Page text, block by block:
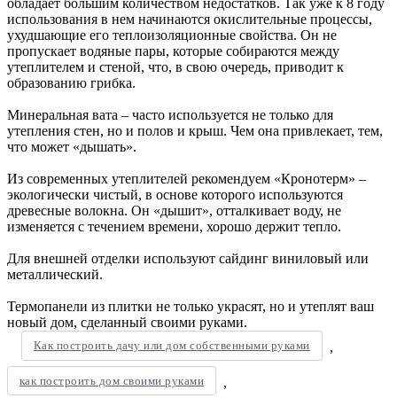
использования в нем начинаются окислительные процессы,
ухудшающие его теплоизоляционные свойства. Он не
пропускает водяные пары, которые собираются между
утеплителем и стеной, что, в свою очередь, приводит к
образованию грибка.
Минеральная вата – часто используется не только для
утепления стен, но и полов и крыш. Чем она привлекает, тем,
что может «дышать».
Из современных утеплителей рекомендуем «Кронотерм» –
экологически чистый, в основе которого используются
древесные волокна. Он «дышит», отталкивает воду, не
изменяется с течением времени, хорошо держит тепло.
Для внешней отделки используют сайдинг виниловый или
металлический.
Термопанели из плитки не только украсят, но и утеплят ваш
новый дом, сделанный своими руками.
Как построить дачу или дом собственными руками
как построить дом своими руками